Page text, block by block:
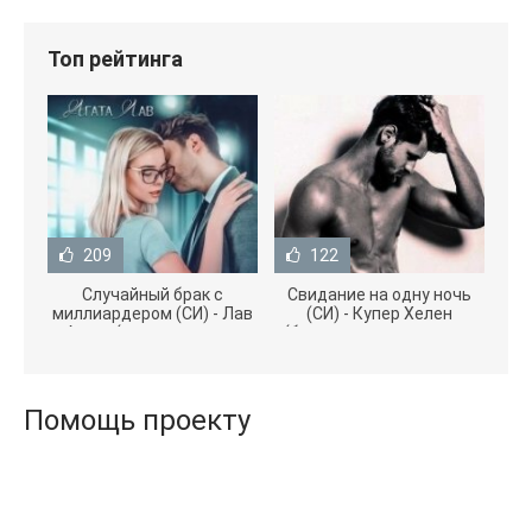
Топ рейтинга
209
Случайный брак с
миллиардером (СИ) - Лав
Агата (полная версия
122
Свидание на одну ночь
(СИ) - Купер Хелен
(бесплатные серии книг
Помощь проекту